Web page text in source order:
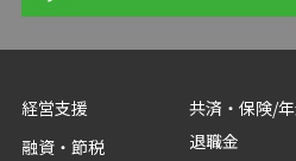
経営支援
融資・節税
共済・保険/年
退職金